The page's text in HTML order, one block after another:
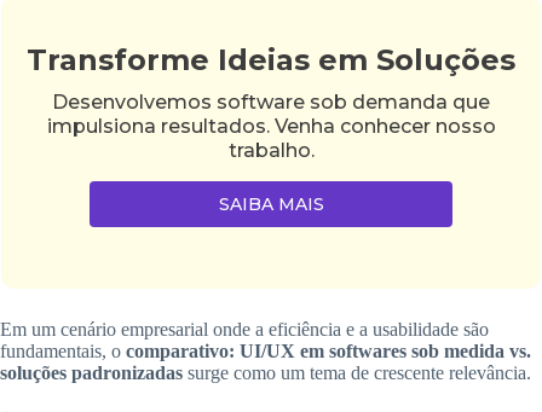
Transforme Ideias em Soluções
Desenvolvemos software sob demanda que
impulsiona resultados. Venha conhecer nosso
trabalho.
SAIBA MAIS
Em um cenário empresarial onde a eficiência e a usabilidade são
fundamentais, o comparativo: UI/UX em softwares sob medida vs.
soluções padronizadas surge como um tema de crescente relevância.